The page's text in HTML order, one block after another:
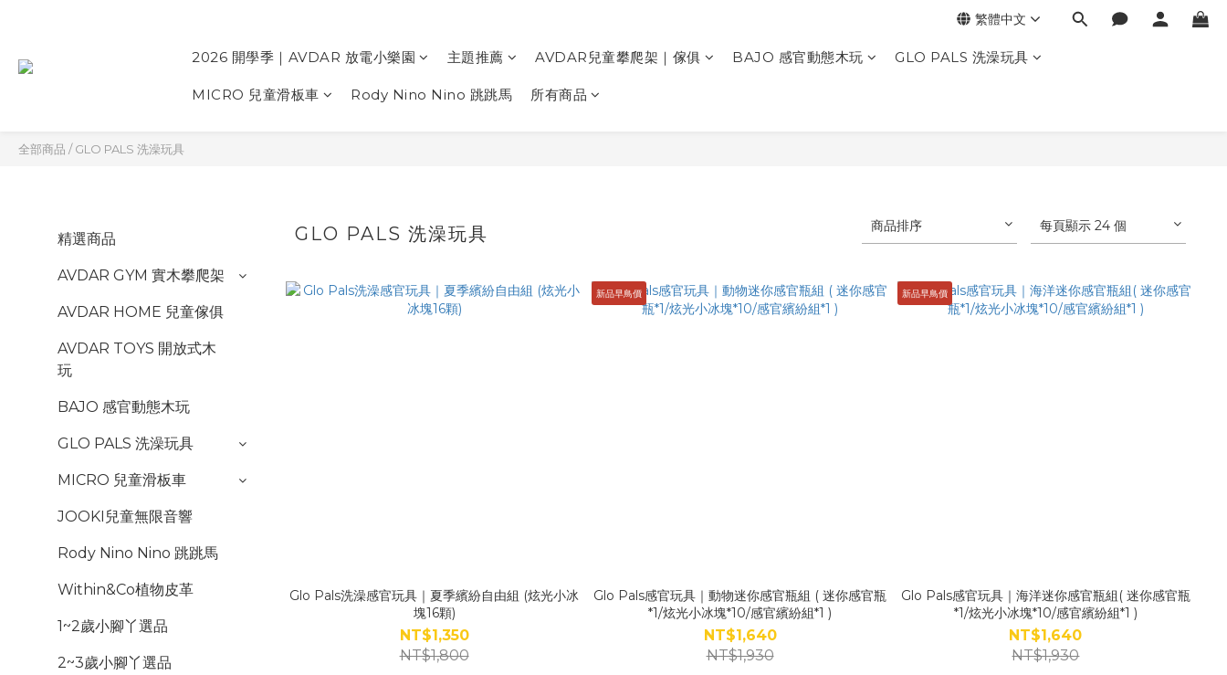
繁體中文
2026 開學季｜AVDAR 放電小樂園 主題推薦 AVDAR兒童攀爬架｜傢俱 BAJO 感官動態木玩 GLO PALS 洗澡玩具
MICRO 兒童滑板車 Rody Nino Nino 跳跳馬 所有商品
全部商品 /GLO PALS 洗澡玩具
精選商品
AVDAR GYM 實木攀爬架
AVDAR HOME 兒童傢俱
AVDAR TOYS 開放式木
玩
BAJO 感官動態木玩
GLO PALS 洗澡玩具
MICRO 兒童滑板車
JOOKI兒童無限音響
Rody Nino Nino 跳跳馬
Within&Co植物皮革
1~2歲小腳丫選品
2~3歲小腳丫選品
GLO PALS 洗澡玩具 商品排序 每頁顯示 24 個
Glo Pals洗澡感官玩具｜夏季繽紛自由組 (炫光小冰
塊16顆)
NT$1,350
NT$1,800
新品早鳥價
Glo Pals感官玩具｜動物迷你感官瓶組 ( 迷你感官瓶
*1/炫光小冰塊*10/感官繽紛組*1 )
NT$1,640
NT$1,930
新品早鳥價
Glo Pals感官玩具｜海洋迷你感官瓶組( 迷你感官瓶
*1/炫光小冰塊*10/感官繽紛組*1 )
NT$1,640
NT$1,930